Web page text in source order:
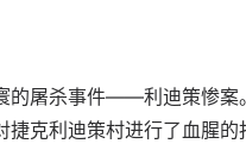
的屠杀事件——利迪策惨
克利迪策村进行了血腥